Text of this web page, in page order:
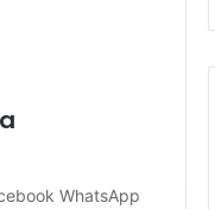
WhatsApp